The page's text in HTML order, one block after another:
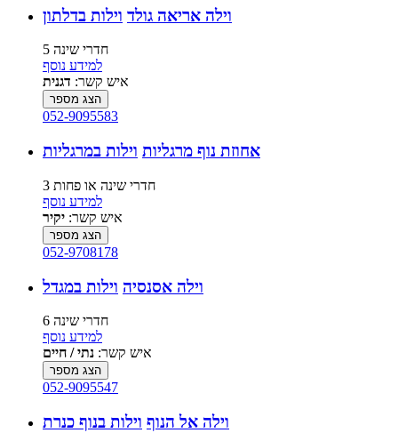
וילה אריאה גולד וילות בדלתון
5 חדרי שינה
למידע נוסף
איש קשר: דגנית
הצג מספר
052-9095583
אחוזת נוף מרגליות וילות במרגליות
3 חדרי שינה או פחות
למידע נוסף
איש קשר: יקיר
הצג מספר
052-9708178
וילה אסנסיה וילות במגדל
6 חדרי שינה
למידע נוסף
איש קשר: נתי / חיים
הצג מספר
052-9095547
וילה אל הנוף וילות בנוף כנרת